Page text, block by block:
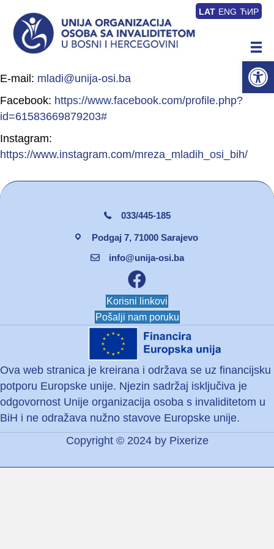
LAT ENG ЋИР
E-mail: mladi@unija-osi.ba
Facebook: https://www.facebook.com/profile.php?
id=61583669879203#
Instagram:
https://www.instagram.com/mreza_mladih_osi_bih/
033/445-185
Podgaj 7, 71000 Sarajevo
info@unija-osi.ba
Facebook unija osi
Korisni linkovi
Pošalji nam poruku
Ova web stranica je kreirana i održava se uz financijsku
potporu Europske unije. Njezin sadržaj isključiva je
odgovornost Unije organizacija osoba s invaliditetom u
BiH i ne odražava nužno stavove Europske unije.
Copyright © 2024 by Pixerize